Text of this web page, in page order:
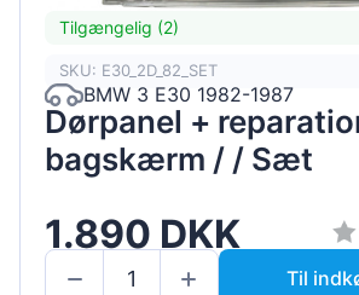
Tilgængelig (2)
SKU: E30_2D_82_SET
BMW 3 E30 1982-1987
Dørpanel +
bagskærm / / Sæt
1.890 DKK
Til